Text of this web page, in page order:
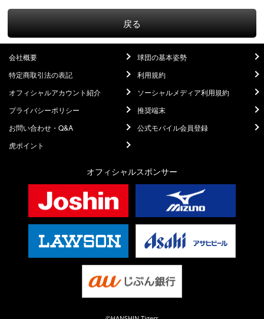
戻る
会社概要
球団の基本姿勢
特定商取引法の表記
利用規約
オフィシャルアカウント紹介
ソーシャルメディア利用規約
プライバシーポリシー
推奨端末
お問い合わせ・Q&A
公式モバイル会員登録
虎ポイント
オフィシャルスポンサー